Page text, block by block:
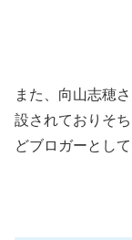
また、向山志穂
設されており そ
どブロガーとし